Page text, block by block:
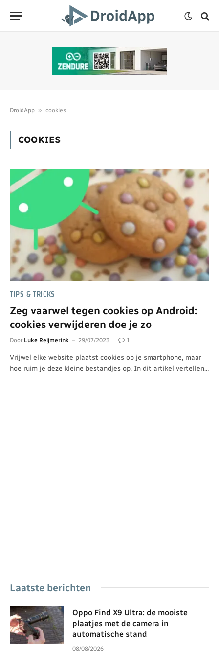
DroidApp » cookies
COOKIES
TIPS & TRICKS
Zeg vaarwel tegen cookies op Android:
cookies verwijderen doe je zo
Door Luke Reijmerink 29/07/2023 1
Vrijwel elke website plaatst cookies op je smartphone, maar
hoe ruim je deze kleine bestandjes op. In dit artikel vertellen…
Laatste berichten
Oppo Find X9 Ultra: de mooiste
plaatjes met de camera in
automatische stand
08/08/2026